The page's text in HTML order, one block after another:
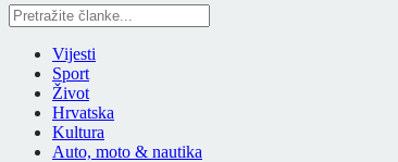
Vijesti
Sport
Život
Hrvatska
Kultura
Auto, moto & nautika